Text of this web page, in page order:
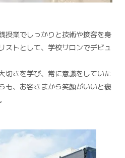
授業でしっかりと技術や接客を身
ストとして、学校サロンでデビュ
切さを学び、常に意識をしていた
も、お客さまから笑顔がいいと褒